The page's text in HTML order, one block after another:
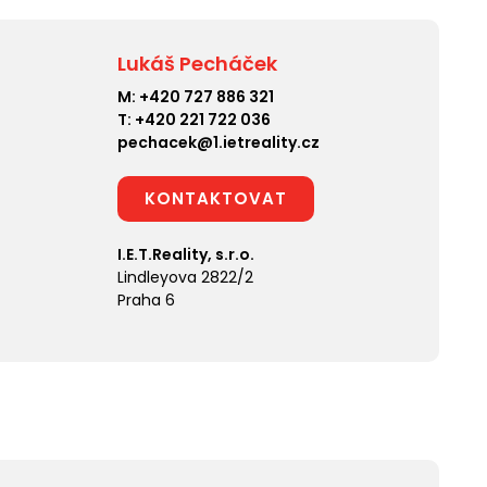
Lukáš Pecháček
M: +420 727 886 321
T: +420 221 722 036
pechacek@1.ietreality.cz
KONTAKTOVAT
I.E.T.Reality, s.r.o.
Lindleyova 2822/2
Praha 6